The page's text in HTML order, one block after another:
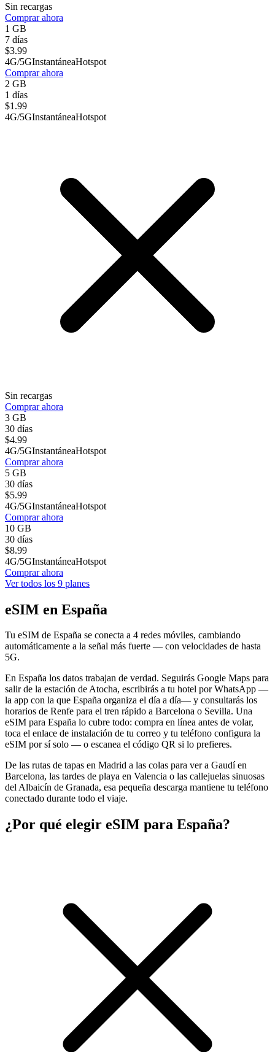
Sin recargas
Comprar ahora
1 GB
7 días
$3.99
4G/5GInstantáneaHotspot
Comprar ahora
2 GB
1 días
$1.99
4G/5GInstantáneaHotspot
Sin recargas
Comprar ahora
3 GB
30 días
$4.99
4G/5GInstantáneaHotspot
Comprar ahora
5 GB
30 días
$5.99
4G/5GInstantáneaHotspot
Comprar ahora
10 GB
30 días
$8.99
4G/5GInstantáneaHotspot
Comprar ahora
Ver todos los 9 planes
eSIM en España
Tu eSIM de España se conecta a 4 redes móviles, cambiando
automáticamente a la señal más fuerte — con velocidades de hasta
5G.
En España los datos trabajan de verdad. Seguirás Google Maps para
salir de la estación de Atocha, escribirás a tu hotel por WhatsApp —
la app con la que España organiza el día a día— y consultarás los
horarios de Renfe para el tren rápido a Barcelona o Sevilla. Una
eSIM para España lo cubre todo: compra en línea antes de volar,
toca el enlace de instalación de tu correo y tu teléfono configura la
eSIM por sí solo — o escanea el código QR si lo prefieres.
De las rutas de tapas en Madrid a las colas para ver a Gaudí en
Barcelona, las tardes de playa en Valencia o las callejuelas sinuosas
del Albaicín de Granada, esa pequeña descarga mantiene tu teléfono
conectado durante todo el viaje.
¿Por qué elegir eSIM para España?